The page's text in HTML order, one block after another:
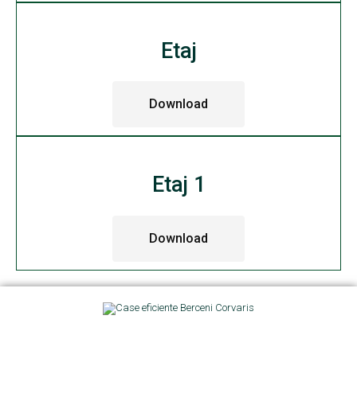
Etaj
Download
Etaj 1
Download